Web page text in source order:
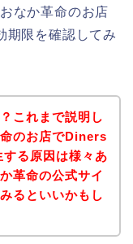
なか革命のお店
期限を確認してみ
これまで説明し
のお店でDiners
る原因は様々あ
革命の公式サイ
るといいかもし